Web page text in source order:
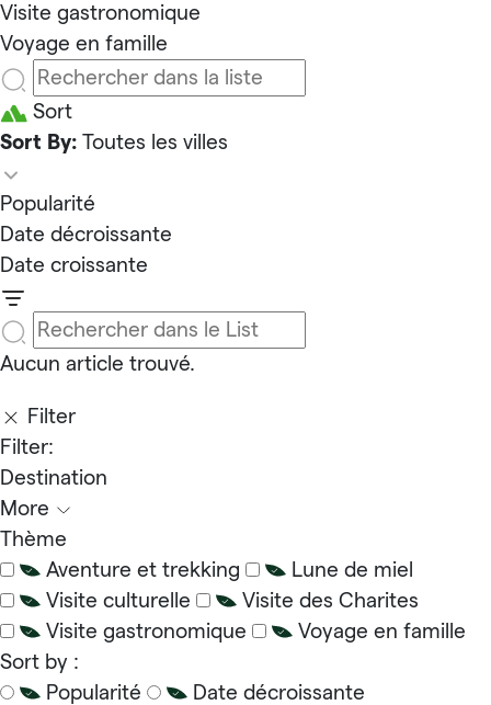
Visite gastronomique
Voyage en famille
Sort
Sort By: Toutes les villes
Popularité
Date décroissante
Date croissante
Aucun article trouvé.
Filter
Filter:
Destination
More
Thème
Aventure et trekking
Lune de miel
Visite culturelle
Visite des Charites
Visite gastronomique
Voyage en famille
Sort by :
Popularité
Date décroissante